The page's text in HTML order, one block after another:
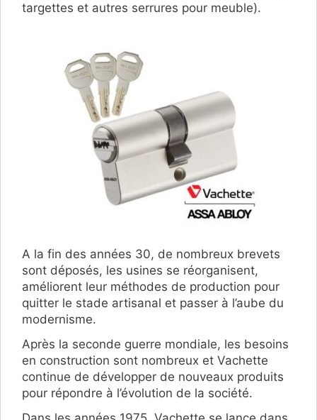
targettes et autres serrures pour meuble).
A la fin des années 30, de nombreux brevets
sont déposés, les usines se réorganisent,
améliorent leur méthodes de production pour
quitter le stade artisanal et passer à l’aube du
modernisme.
Après la seconde guerre mondiale, les besoins
en construction sont nombreux et Vachette
continue de développer de nouveaux produits
pour répondre à l’évolution de la société.